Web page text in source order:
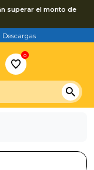
superar el monto de
Descargas
0